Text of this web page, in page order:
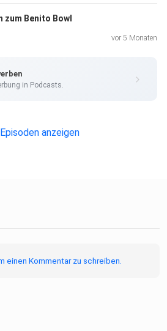
stadt-9783499015632
zum Benito Bowl
vor 5 Monaten
in Podcasts.
anzeigen
einen Kommentar zu schreiben.